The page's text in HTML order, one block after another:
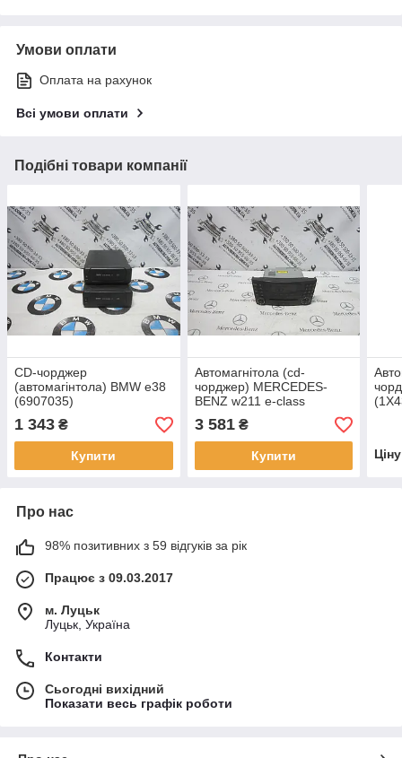
Умови оплати
Оплата на рахунок
Всі умови оплати
Подібні товари компанії
CD-чорджер
(автомагінтола) BMW e38
(6907035)
1 343 ₴
Купити
Автомагнітола (cd-
чорджер) MERCEDES-
BENZ w211 e-class
(A2118705089)
3 581₴
Купити
Про нас
98% позитивних з 59 відгуків за рік
Працює з 09.03.2017
м. Луцьк
Луцьк, Україна
Контакти
Сьогодні вихідний
Показати весь графік роботи